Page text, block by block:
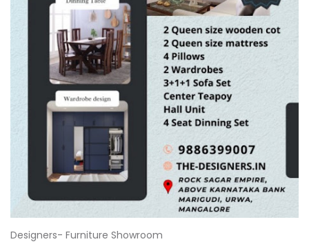
Designers- Furniture Showroom